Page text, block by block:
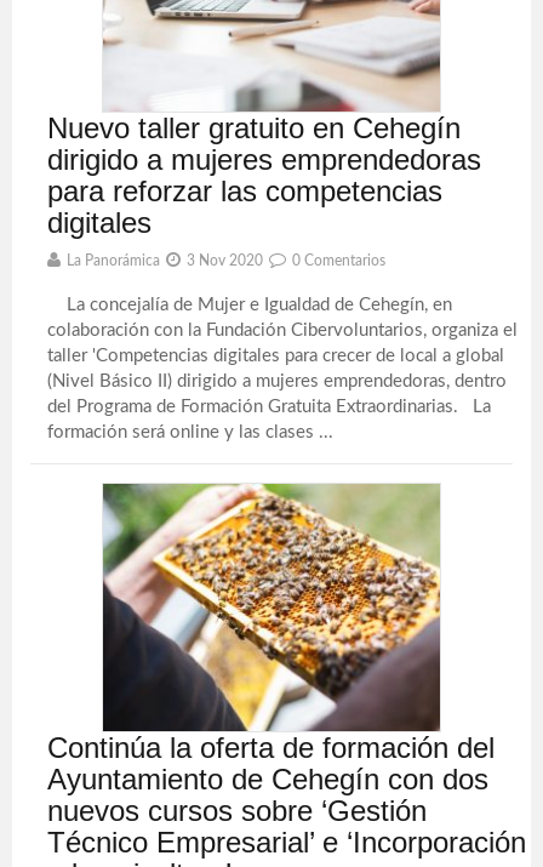
Nuevo taller gratuito en Cehegín
dirigido a mujeres emprendedoras
para reforzar las competencias
digitales
La Panorámica 3 Nov 2020 0 Comentarios
La concejalía de Mujer e Igualdad de Cehegín, en
colaboración con la Fundación Cibervoluntarios, organiza el
taller 'Competencias digitales para crecer de local a global
(Nivel Básico II) dirigido a mujeres emprendedoras, dentro
del Programa de Formación Gratuita Extraordinarias. La
formación será online y las clases ...
Continúa la oferta de formación del
Ayuntamiento de Cehegín con dos
nuevos cursos sobre ‘Gestión
Técnico Empresarial’ e ‘Incorporación